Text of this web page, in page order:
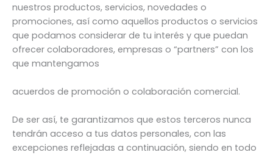
nuestros productos, servicios, novedades o
promociones, así como aquellos productos o servicios
que podamos considerar de tu interés y que puedan
ofrecer colaboradores, empresas o “partners” con los
que mantengamos
acuerdos de promoción o colaboración comercial.
De ser así, te garantizamos que estos terceros nunca
tendrán acceso a tus datos personales, con las
excepciones reflejadas a continuación, siendo en todo